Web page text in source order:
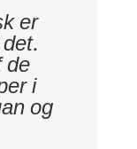
er
i
og